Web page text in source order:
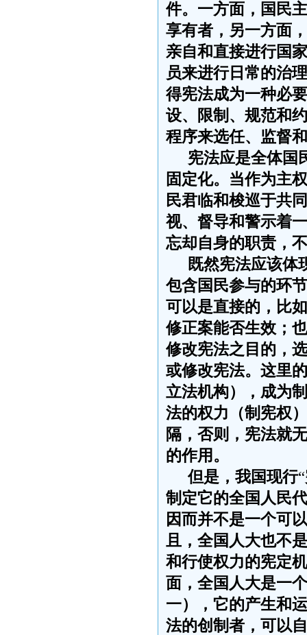
件。一方面，国民
享有者，另一方面
亲自和直接进行国
员来进行日常的治
得宪法成为一种必
设、限制、规范和
程序来选任、监督
宪法应是全体国
固定化。当作为主
民君临和梭巡于共
视、督导和警示着
忘却自身的职责，
既然宪法应该体
包含国民参与的环
可以是直接的，比
修正案能否生效；
修改宪法之目的，
或修改宪法。这里
立法机构），成为
法的权力（制宪权
隔，否则，宪法就
的作用。
但是，我国现行“
制定它的全国人民
因而并不是一个可
且，全国人大也不
和行使权力的宪定
面，全国人大是一
一），它的产生和
法的创制者，可以